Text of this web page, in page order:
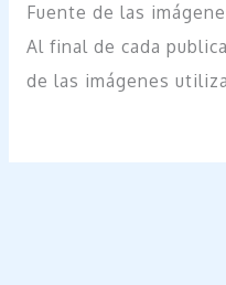
Fuente de las
Al final de cada
de las imágenes